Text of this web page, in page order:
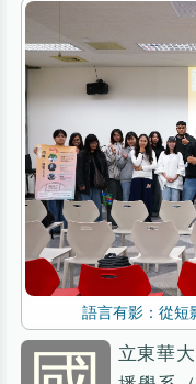
語言有影：從短
立東華